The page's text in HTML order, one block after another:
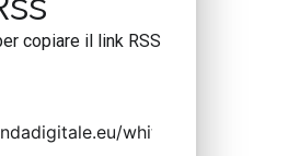
copiare il link RSS